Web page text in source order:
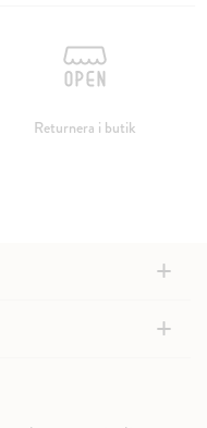
Returnera i butik
+
+